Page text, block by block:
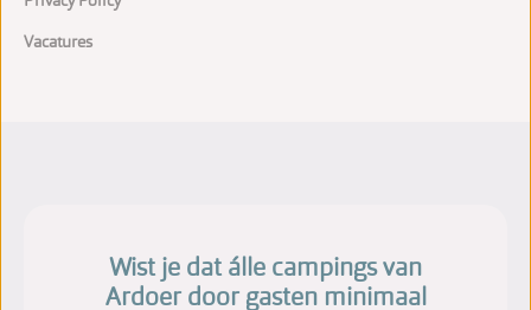
Vacatures
Wist je dat álle campings van
Ardoer door gasten minimaal